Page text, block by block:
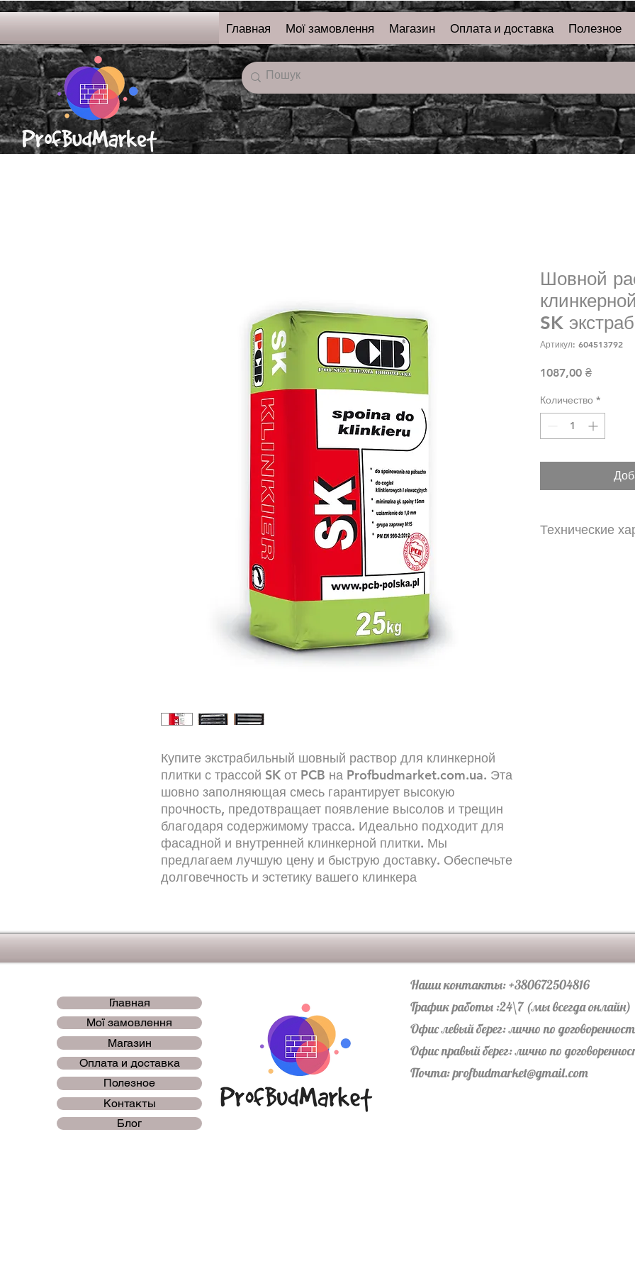
онлайн-магазин
строительных
материалов
Главная Мої замовлення Магазин Оплата и доставка Полезное
Купите экстрабильный шовный раствор для клинкерной
плитки с трассой SK от PCB на Profbudmarket.com.ua. Эта
шовно заполняющая смесь гарантирует высокую
прочность, предотвращает появление высолов и трещин
благодаря содержимому трасса. Идеально подходит для
фасадной и внутренней клинкерной плитки. Мы
предлагаем лучшую цену и быструю доставку. Обеспечьте
долговечность и эстетику вашего клинкера
Шовной
SK
Артикул: 604513792
1087,00 ₴Цена
Количество *
Технические
Главная
Мої замовлення
Магазин
Оплата и доставка
Полезное
Контакты
Блог
Наши контакты: +380672504816
График работы :24\7 (мы всегда онлайн)
Офис левый берег: лично по
Офис правый берег: лично по
Почта:profbudmarket@gmail.com